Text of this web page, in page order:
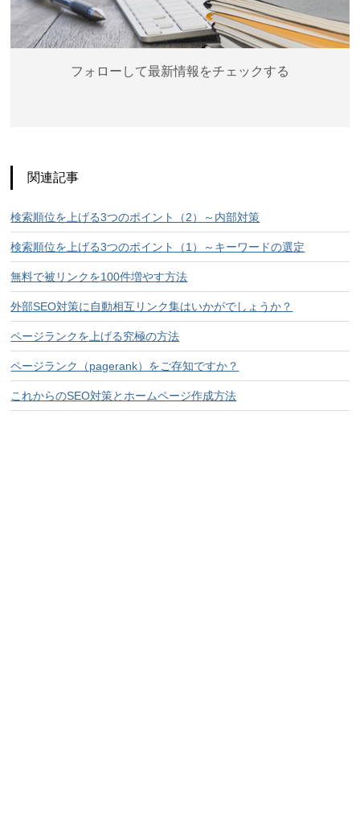
フォローして最新情報をチェックする
関連記事
検索順位を上げる3つのポイント（2）～内部対策
検索順位を上げる3つのポイント（1）～キーワードの選定
無料で被リンクを100件増やす方法
外部SEO対策に自動相互リンク集はいかがでしょうか？
ページランクを上げる究極の方法
ページランク（pagerank）をご存知ですか？
これからのSEO対策とホームページ作成方法